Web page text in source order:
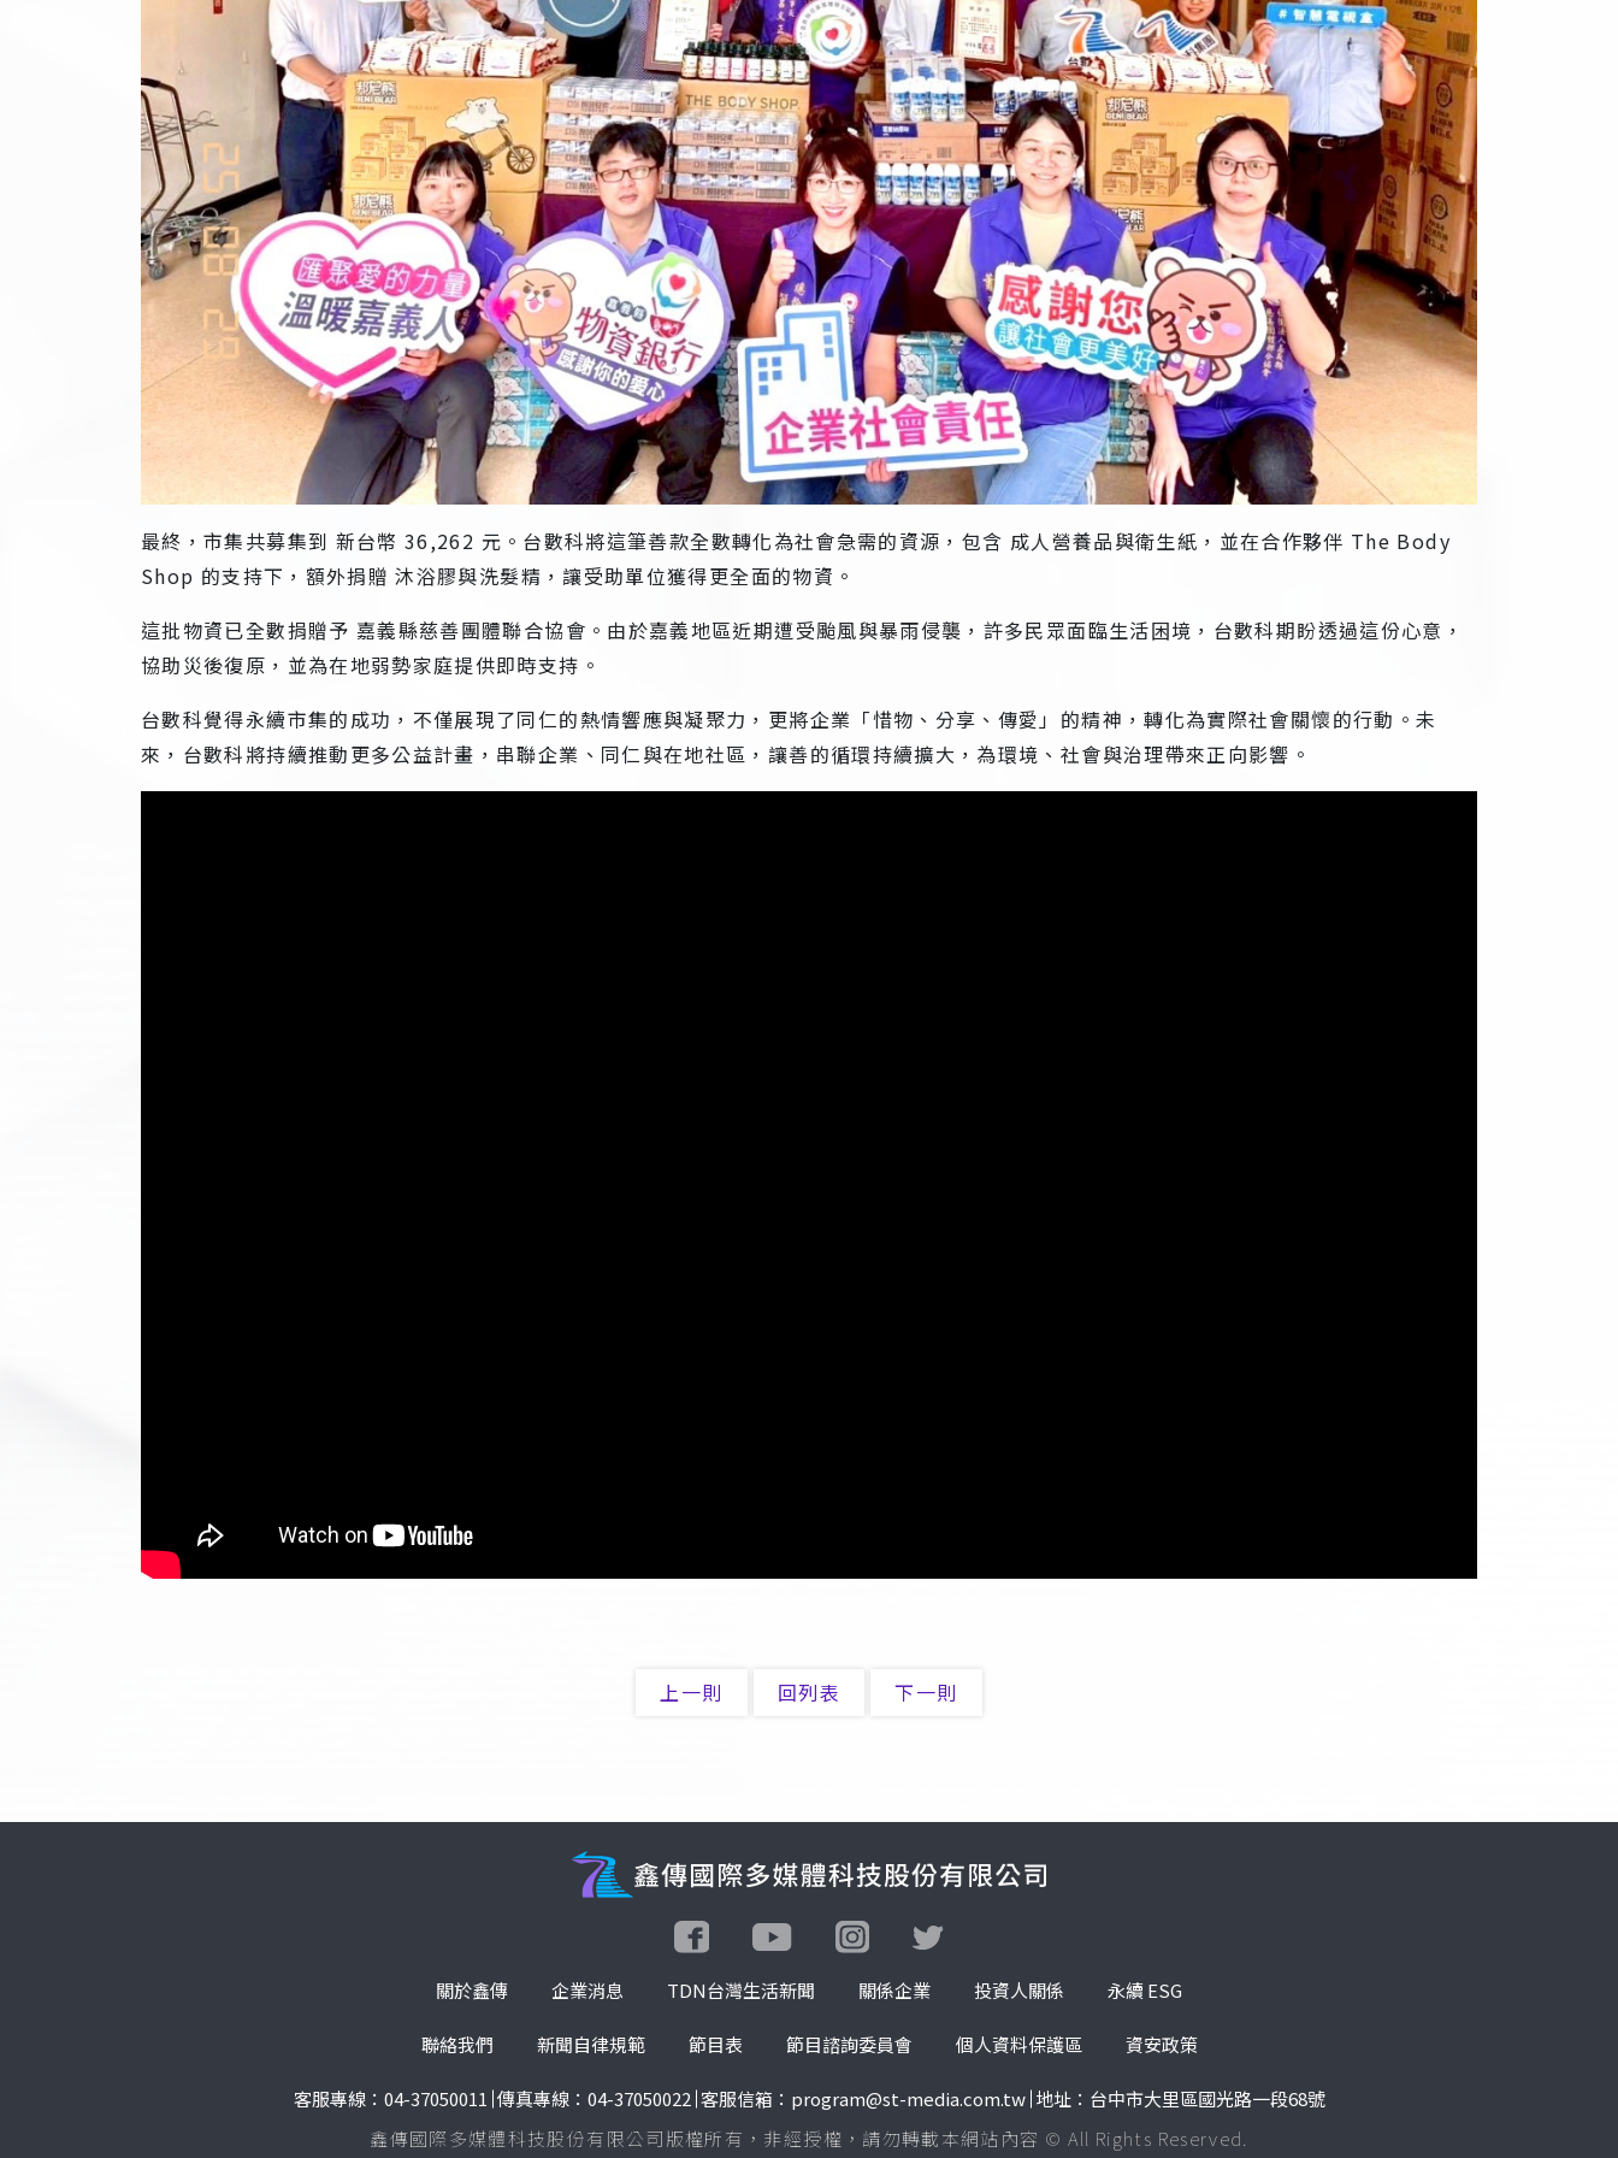
最終，市集共募集到 新台幣 36,262 元。台數科將這筆善款全數轉化為社會急需的資源，包含 成人營養品與衛生紙，並在合作夥伴 The Body
Shop 的支持下，額外捐贈 沐浴膠與洗髮精，讓受助單位獲得更全面的物資。
這批物資已全數捐贈予 嘉義縣慈善團體聯合協會。由於嘉義地區近期遭受颱風與暴雨侵襲，許多民眾面臨生活困境，台數科期盼透過這份心意，
協助災後復原，並為在地弱勢家庭提供即時支持。
台數科覺得永續市集的成功，不僅展現了同仁的熱情響應與凝聚力，更將企業「惜物、分享、傳愛」的精神，轉化為實際社會關懷的行動。未
來，台數科將持續推動更多公益計畫，串聯企業、同仁與在地社區，讓善的循環持續擴大，為環境、社會與治理帶來正向影響。
上一則 回列表 下一則
關於鑫傳 企業消息 TDN台灣生活新聞 關係企業 投資人關係 永續 ESG
聯絡我們 新聞自律規範 節目表 節目諮詢委員會 個人資料保護區 資安政策
客服專線： 04-37050011 傳真專線：04-37050022 客服信箱：program@st-media.com.tw 地址：台中市大里區國光路一段68號
鑫傳國際多媒體科技股份有限公司版權所有，非經授權，請勿轉載本網站內容 © All Rights Reserved.